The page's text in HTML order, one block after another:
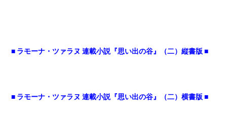
■ ラモーナ・ツァラヌ 連載小説『思い出の谷』（二）縦書版 ■
■ ラモーナ・ツァラヌ 連載小説『思い出の谷』（二）横書版 ■